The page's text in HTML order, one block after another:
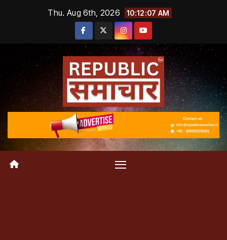
Thu. Aug 6th, 2026 10:12:07 AM